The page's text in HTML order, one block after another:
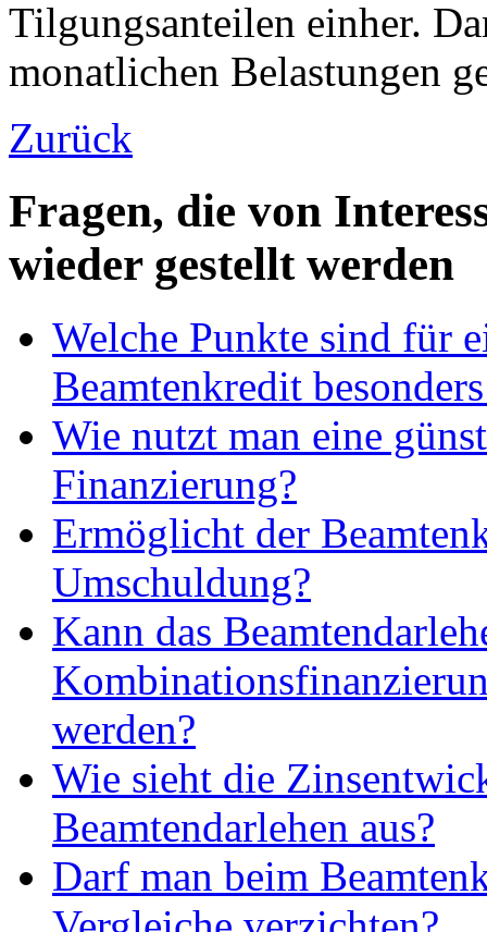
Tilgungsanteilen einher.
monatlichen Belastungen
Zurück
Fragen, die von
wieder gestellt werden
Welche Punkte sind für
Beamtenkredit
Wie nutzt man eine
Finanzierung?
Ermöglicht der
Umschuldung?
Kann das
werden?
Wie sieht die
Beamtendarlehen aus?
Darf man beim